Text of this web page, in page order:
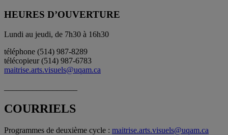
HEURES D’OUVERTURE
Lundi au jeudi, de 7h30 à 16h30
téléphone (514) 987-8289
télécopieur (514) 987-6783
maitrise.arts.visuels@uqam.ca
COURRIELS
Programmes de deuxième cycle : maitrise.arts.visuels@uqam.ca